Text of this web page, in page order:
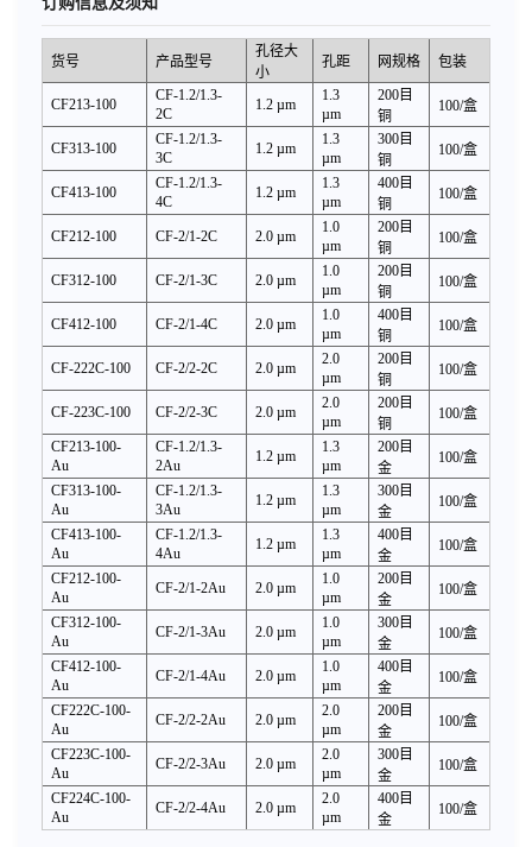
货号 产品型号
孔径大
小
孔距 网规格 包装
CF213-100
CF-1.2/1.3-
2C
1.2 µm
1.3
µm
200目
铜
100/盒
CF313-100
CF-1.2/1.3-
3C
1.2 µm
1.3
µm
300目
铜
100/盒
CF413-100
CF-1.2/1.3-
4C
1.2 µm
1.3
µm
400目
铜
100/盒
CF212-100 CF-2/1-2C 2.0 µm
1.0
µm
200目
铜
100/盒
CF312-100 CF-2/1-3C 2.0 µm
1.0
µm
200目
铜
100/盒
CF412-100 CF-2/1-4C 2.0 µm
1.0
µm
400目
铜
100/盒
CF-222C-100 CF-2/2-2C 2.0 µm
2.0
µm
200目
铜
100/盒
CF-223C-100 CF-2/2-3C 2.0 µm
2.0
µm
200目
铜
100/盒
CF213-100-
Au
CF-1.2/1.3-
2Au
1.2 µm
1.3
µm
200目
金
100/盒
CF313-100-
Au
CF-1.2/1.3-
3Au
1.2 µm
1.3
µm
300目
金
100/盒
CF413-100-
Au
CF-1.2/1.3-
4Au
1.2 µm
1.3
µm
400目
金
100/盒
CF212-100-
Au
CF-2/1-2Au 2.0 µm
1.0
µm
200目
金
100/盒
CF312-100-
Au
CF-2/1-3Au 2.0 µm
1.0
µm
300目
金
100/盒
CF412-100-
Au
CF-2/1-4Au 2.0 µm
1.0
µm
400目
金
100/盒
CF222C-100-
Au
CF-2/2-2Au 2.0 µm
2.0
µm
200目
金
100/盒
CF223C-100-
Au
CF-2/2-3Au 2.0 µm
2.0
µm
300目
金
100/盒
CF224C-100-
Au
CF-2/2-4Au 2.0 µm
2.0
µm
400目
金
100/盒